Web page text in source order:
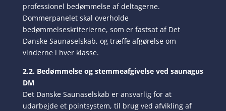
professionel bedømmelse af deltagerne.
Dommerpanelet skal overholde
bedømmelseskriterierne, som er fastsat af Det
Danske Saunaselskab, og træffe afgørelse om
vinderne i hver klasse.
2.2. Bedømmelse og stemmeafgivelse ved saunagus
DM
Det Danske Saunaselskab er ansvarlig for at
udarbejde et pointsystem, til brug ved afvikling af